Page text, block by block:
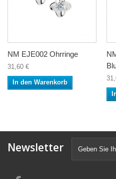
NM EJE002 Ohrringe
31,60 €
In den Warenkorb
Newsletter